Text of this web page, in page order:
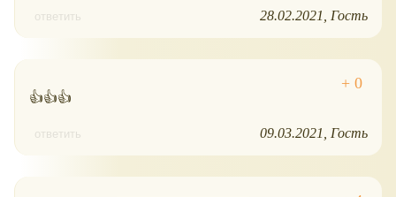
ответить 28.02.2021 Гость
👍👍👍
ответить 09.03.2021 Гость